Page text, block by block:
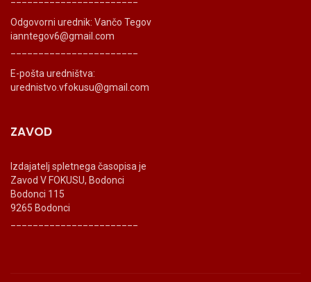
Odgovorni urednik: Vančo Tegov
ianntegov6@gmail.com
E-pošta uredništva:
urednistvo.vfokusu@gmail.com
ZAVOD
Izdajatelj spletnega časopisa je
Zavod V FOKUSU, Bodonci
Bodonci 115
9265 Bodonci